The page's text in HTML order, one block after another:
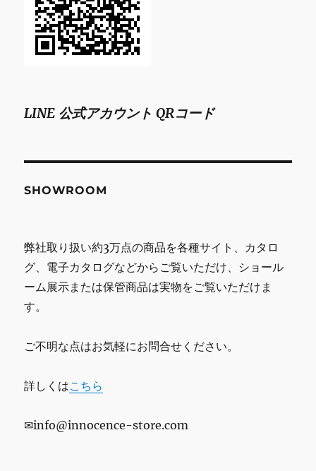
LINE 公式アカウント QRコード
SHOWROOM
弊社取り扱い約3万点の商品を各種サイト、カタロ
グ、電子カタログなどからご覧いただけ、ショール
ーム展示または保管商品は実物をご覧いただけま
す。
ご不明な点はお気軽にお問合せください。
詳しくはこちら
✉info@innocence-store.com